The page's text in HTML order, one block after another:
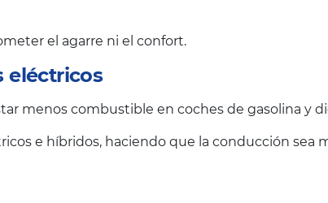
el agarre ni el confort.
eléctricos
menos combustible en coches de gasolina y
e híbridos, haciendo que la conducción sea